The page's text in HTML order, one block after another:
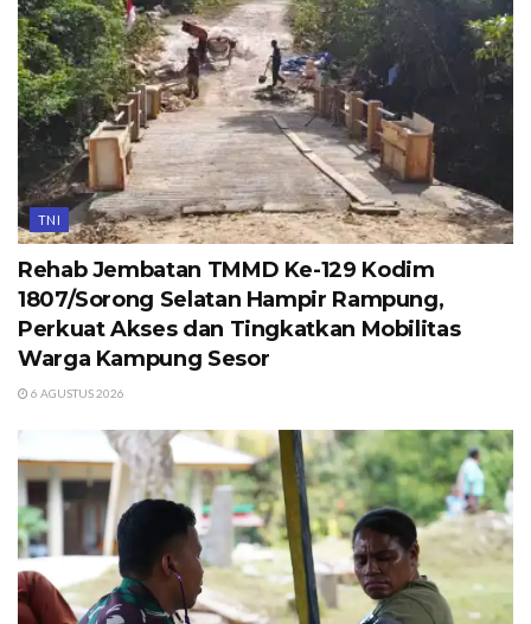
TNI
Rehab Jembatan TMMD Ke-129 Kodim
1807/Sorong Selatan Hampir Rampung,
Perkuat Akses dan Tingkatkan Mobilitas
Warga Kampung Sesor
6 AGUSTUS 2026